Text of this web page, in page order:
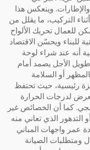
وينعكس هذا
التركيب، ما يقلل من
للعمال تحريك الألواح
للبناء ويحسّن الاقتصاد
أنه عند شراء لوحة
طويل الأجل يصمد أمام
أو السلامة
رئيسية، حيث تحتفظ
لدرجات الحرارة
كما أن الخصائص غير
التدهور الذي تعاني منه
عمر واجهات المباني
ومتطلبات الصيانة